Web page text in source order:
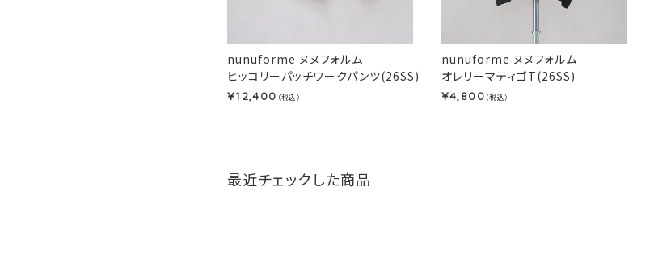
nunuforme ヌヌフォルム
ヒッコリーパッチワークパンツ(26SS)
¥12,400 （税込）
nunuforme ヌヌフォルム
オレリーマティゴT(26SS)
¥4,800 （税込）
最近チェックした商品